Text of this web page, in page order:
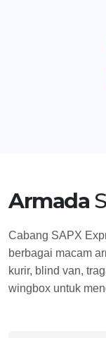
Armada
Cabang SAPX
berbagai macam
kurir, blind van,
wingbox untuk